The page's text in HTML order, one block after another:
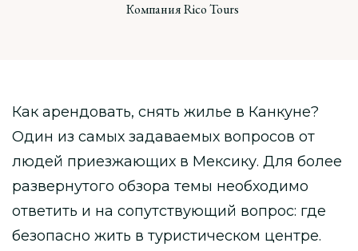
Компания Rico Tours
Как арендовать, снять жилье в Канкуне?
Один из самых задаваемых вопросов от
людей приезжающих в Мексику. Для более
развернутого обзора темы необходимо
ответить и на сопутствующий вопрос: где
безопасно жить в туристическом центре.